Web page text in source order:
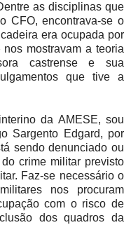
as disciplinas que
CFO, encontrava-se o
era ocupada por
mostravam a teoria
castrense e sua
que tive a
da AMESE, sou
Sargento Edgard, por
sendo denunciado ou
crime militar previsto
Faz-se necessário o
nos procuram
com o risco de
dos quadros da